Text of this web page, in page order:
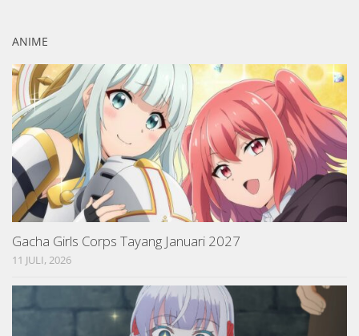
ANIME
Gacha Girls Corps Tayang Januari 2027
11 JULI, 2026